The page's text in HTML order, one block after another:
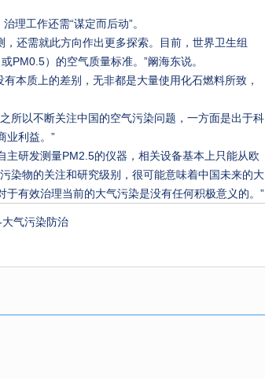
理工作还需“谋定而后动”。
还需就此方向作出更多探索。目前，世界卫生组
PM0.5）的空气质量标准。”阚海东说。
本质上的差别，无非都是大量使用化石燃料所致，
所以不断关注中国的空气污染问题，一方面是出于科
业利益。”
研发测量PM2.5的仪器，相关设备基本上只能从欧
染物的关注和研究级别，很可能意味着中国未来的大
有效治理当前的大气污染是没有任何积极意义的。”
气污染防治